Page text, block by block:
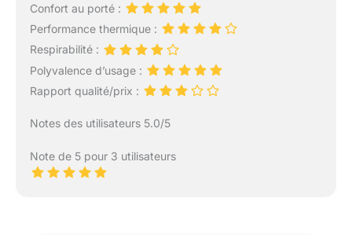
Confort au porté :
Performance thermique :
Respirabilité :
Polyvalence d’usage :
Rapport qualité/prix :
Notes des utilisateurs 5.0/5
Note de 5 pour 3 utilisateurs